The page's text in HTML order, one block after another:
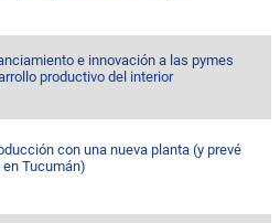
e innovación a las pymes
productivo del interior
con una nueva planta (y prevé
Tucumán)